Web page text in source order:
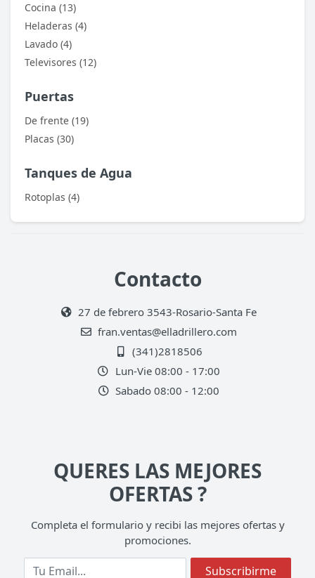
Cocina (13)
Heladeras (4)
Lavado (4)
Televisores (12)
Puertas
De frente (19)
Placas (30)
Tanques de Agua
Rotoplas (4)
Contacto
27 de febrero 3543-Rosario-Santa Fe
fran.ventas@elladrillero.com
(341)2818506
Lun-Vie 08:00 - 17:00
Sabado 08:00 - 12:00
QUERES LAS MEJORES
OFERTAS ?
Completa el formulario y recibi las mejores ofertas y
promociones.
Completa tu Email Subscribirme